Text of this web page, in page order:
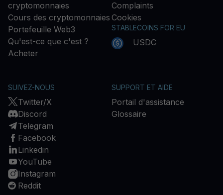
cryptomonnaies
Cours des cryptomonnaies
Portefeuille Web3
Qu'est-ce que c'est ?
Acheter
Complaints
Cookies
STABLECOINS FOR EU
USDC
SUIVEZ-NOUS
Twitter/X
Discord
Telegram
Facebook
Linkedin
YouTube
Instagram
Reddit
SUPPORT ET AIDE
Portail d'assistance
Glossaire